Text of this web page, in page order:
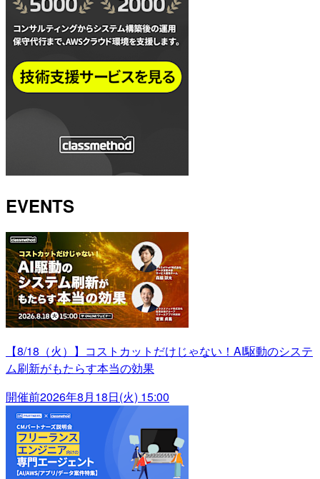
EVENTS
【8/18（火）】コストカットだけじゃない！AI駆動のシステ
ム刷新がもたらす本当の効果
開催前2026年8月18日(火) 15:00